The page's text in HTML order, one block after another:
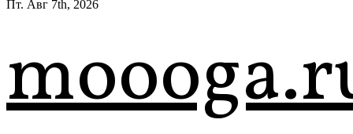
Пт. Авг 7th, 2026